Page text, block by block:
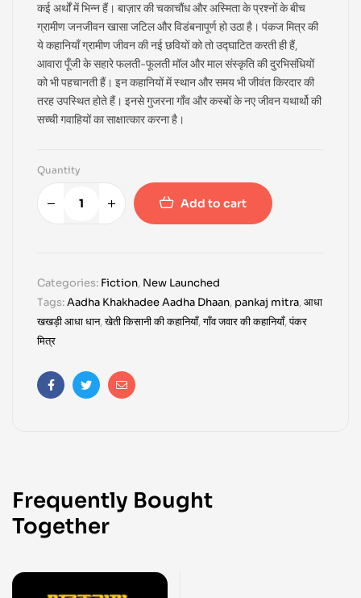
कई अर्थों में भिन्न हैं। बाज़ार की चकाचौंध और अस्मिता के प्रश्नों के बीच
ग्रामीण जनजीवन खासा जटिल और विडंबनापूर्ण हो उठा है। पंकज मित्र की
ये कहानियाँ ग्रामीण जीवन की नई छवियों को तो उद्घाटित करती ही हैं,
आवारा पूँजी के सहारे फलती-फूलती मॉल और माल संस्कृति की दुरभिसंधियों
को भी पहचानती हैं। इन कहानियों में स्थान और समय भी जीवंत किरदार की
तरह उपस्थित होते हैं। इनसे गुजरना गाँव और कस्बों के नए जीवन यथार्थो की
सच्ची गवाहियों का साक्षात्कार करना है।
Quantity
Add to cart
Categories: Fiction, New Launched
Tags:Aadha Khakhadee Aadha Dhaan, pankaj mitra,आधा
खखड़ी आधा धान,खेती किसानी की कहानियाँ,गाँव जवार की कहानियाँ,पंकर
मित्र
FacebookTwitterEmail
Frequently Bought
Together